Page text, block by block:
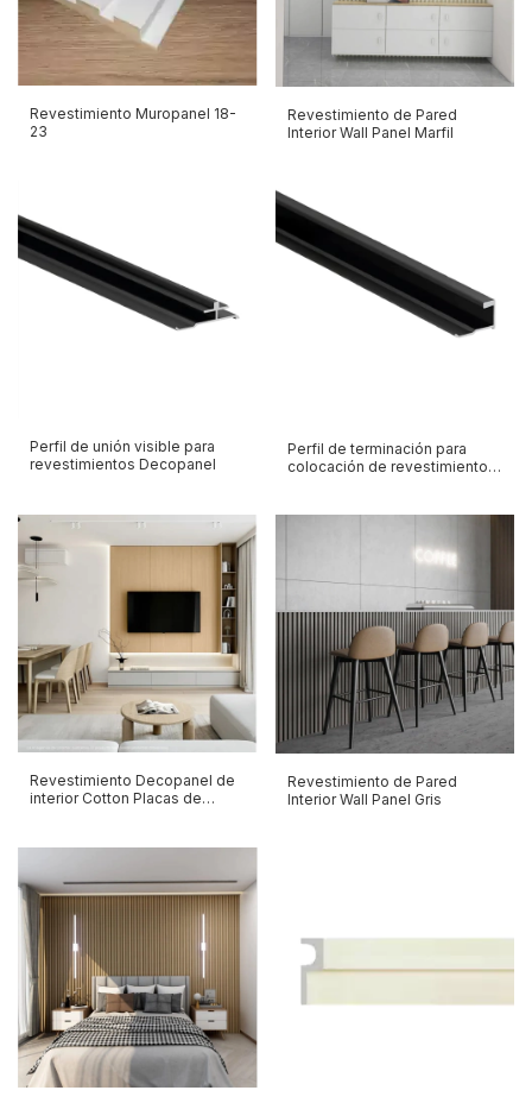
Revestimiento Muropanel 18-
23
Revestimiento de Pared
Interior Wall Panel Marfil
Perfil de unión visible para
revestimientos Decopanel
Perfil de terminación para
colocación de revestimientos
Revestimiento Decopanel de
interior Cotton Placas de
Revestimiento de Pared
Interior Wall Panel Gris